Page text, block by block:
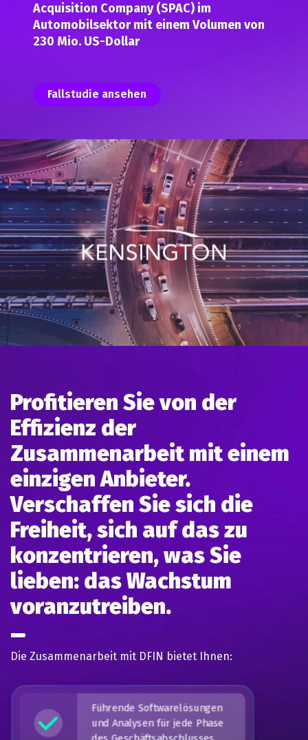
Acquisition Company (SPAC) im
Automobilsektor mit einem Volumen von
230 Mio. US-Dollar
Fallstudie ansehen
Profitieren Sie von der
Effizienz der
Zusammenarbeit mit einem
einzigen Anbieter.
Verschaffen Sie sich die
Freiheit, sich auf das zu
konzentrieren, was Sie
lieben: das Wachstum
voranzutreiben.
Die Zusammenarbeit mit DFIN bietet Ihnen:
Führende Softwarelösungen
und Analysen für jede Phase